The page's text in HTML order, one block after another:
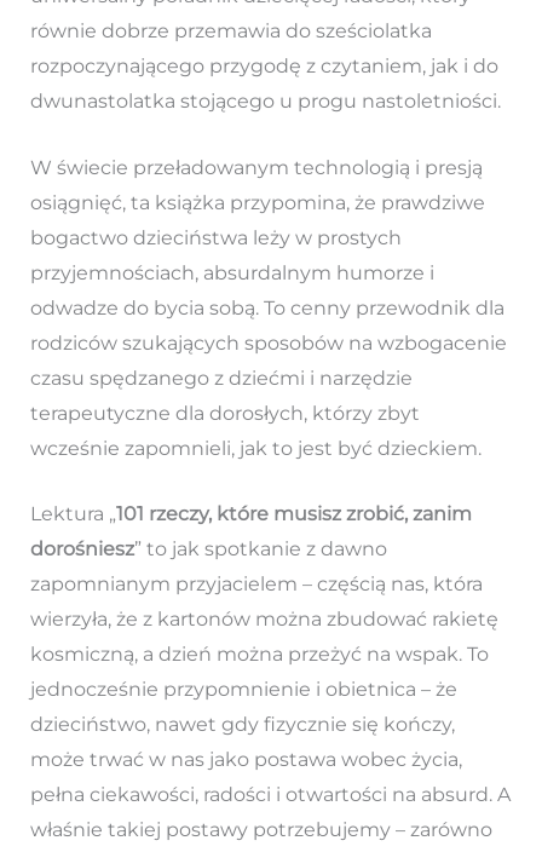
równie dobrze przemawia do sześciolatka
rozpoczynającego przygodę z czytaniem, jak i do
dwunastolatka stojącego u progu nastoletniości.
W świecie przeładowanym technologią i presją
osiągnięć, ta książka przypomina, że prawdziwe
bogactwo dzieciństwa leży w prostych
przyjemnościach, absurdalnym humorze i
odwadze do bycia sobą. To cenny przewodnik dla
rodziców szukających sposobów na wzbogacenie
czasu spędzanego z dziećmi i narzędzie
terapeutyczne dla dorosłych, którzy zbyt
wcześnie zapomnieli, jak to jest być dzieckiem.
Lektura „101 rzeczy, które musisz zrobić, zanim
dorośniesz” to jak spotkanie z dawno
zapomnianym przyjacielem – częścią nas, która
wierzyła, że z kartonów można zbudować rakietę
kosmiczną, a dzień można przeżyć na wspak. To
jednocześnie przypomnienie i obietnica – że
dzieciństwo, nawet gdy fizycznie się kończy,
może trwać w nas jako postawa wobec życia,
pełna ciekawości, radości i otwartości na absurd. A
właśnie takiej postawy potrzebujemy – zarówno